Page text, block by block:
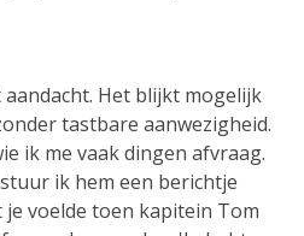
Het blijkt mogelijk
tastbare aanwezigheid.
ik me vaak dingen afvraag.
ik hem een berichtje
je voelde toen kapitein Tom